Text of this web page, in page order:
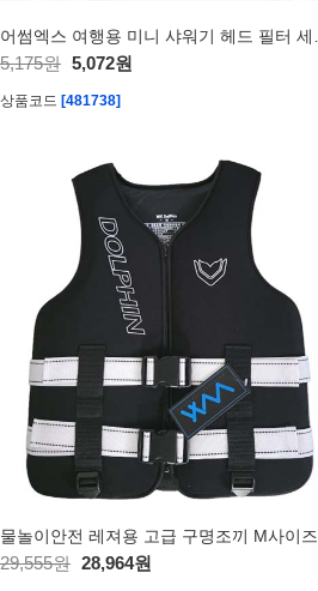
5,175원 5,072원
상품코드 [481738]
물놀이안전 레져용 고급 구명조끼 M사이즈
29,555원 28,964원